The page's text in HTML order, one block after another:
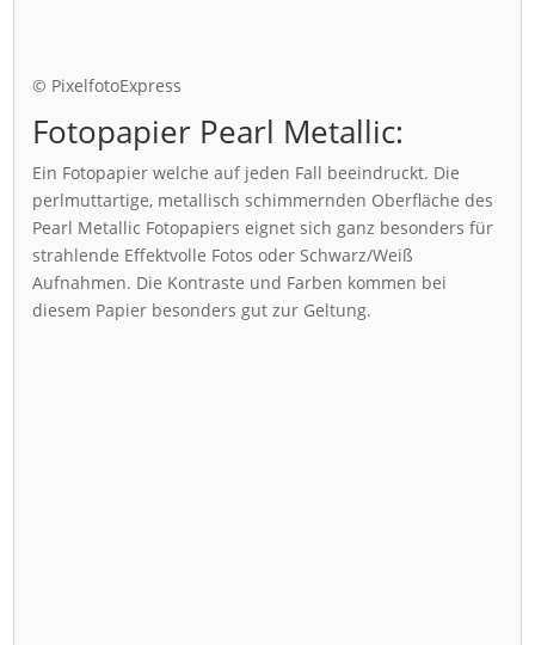
© PixelfotoExpress
Fotopapier Pearl Metallic:
Ein Fotopapier welche auf jeden Fall beeindruckt. Die
perlmuttartige, metallisch schimmernden Oberfläche des
Pearl Metallic Fotopapiers eignet sich ganz besonders für
strahlende Effektvolle Fotos oder Schwarz/Weiß
Aufnahmen. Die Kontraste und Farben kommen bei
diesem Papier besonders gut zur Geltung.